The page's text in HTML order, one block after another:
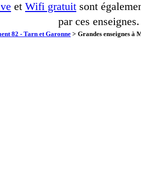
et Wifi gratuit sont
par ces enseignes.
82 - Tarn et Garonne > Grandes enseignes à